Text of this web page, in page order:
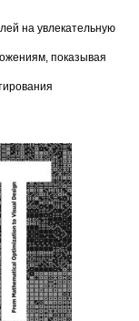
на увлекательную
показывая